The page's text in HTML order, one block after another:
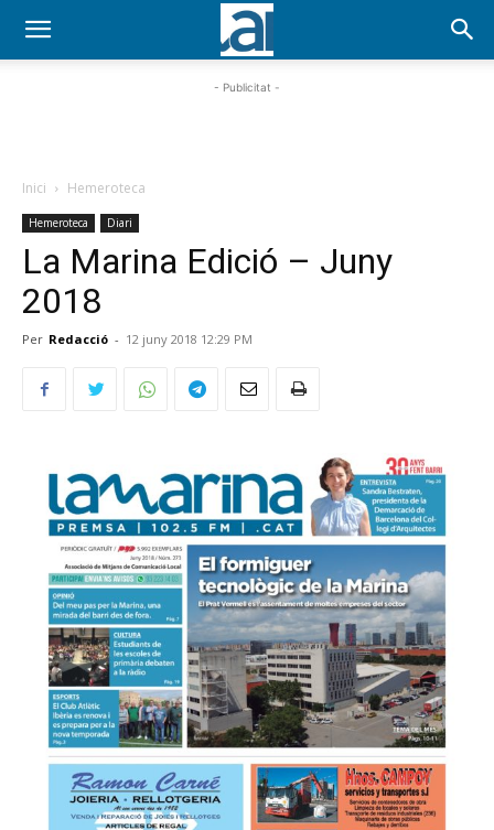
- Publicitat -
Inici Hemeroteca
Hemeroteca Diari
La Marina Edició – Juny
2018
Per Redacció - 12 juny 2018 12:29 PM